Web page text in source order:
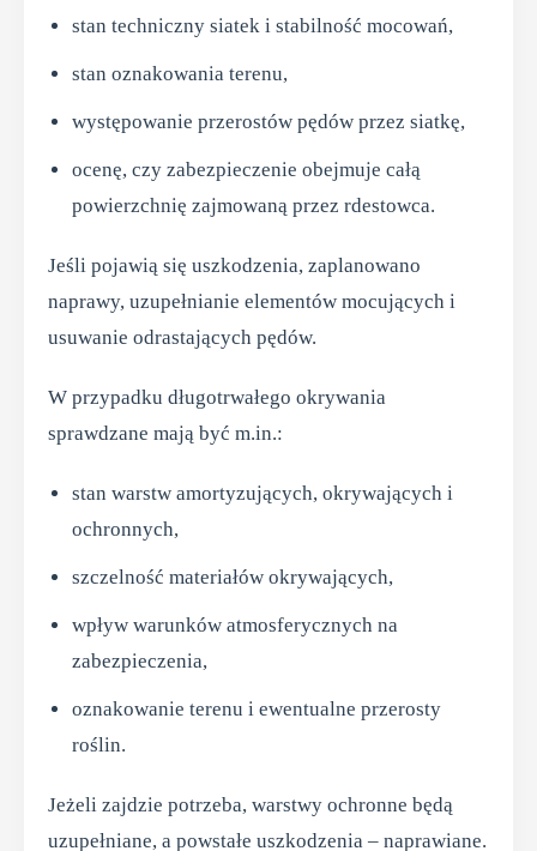
stan techniczny siatek i stabilność mocowań,
stan oznakowania terenu,
występowanie przerostów pędów przez siatkę,
ocenę, czy zabezpieczenie obejmuje całą
powierzchnię zajmowaną przez rdestowca.
Jeśli pojawią się uszkodzenia, zaplanowano
naprawy, uzupełnianie elementów mocujących i
usuwanie odrastających pędów.
W przypadku długotrwałego okrywania
sprawdzane mają być m.in.:
stan warstw amortyzujących, okrywających i
ochronnych,
szczelność materiałów okrywających,
wpływ warunków atmosferycznych na
zabezpieczenia,
oznakowanie terenu i ewentualne przerosty
roślin.
Jeżeli zajdzie potrzeba, warstwy ochronne będą
uzupełniane, a powstałe uszkodzenia – naprawiane.